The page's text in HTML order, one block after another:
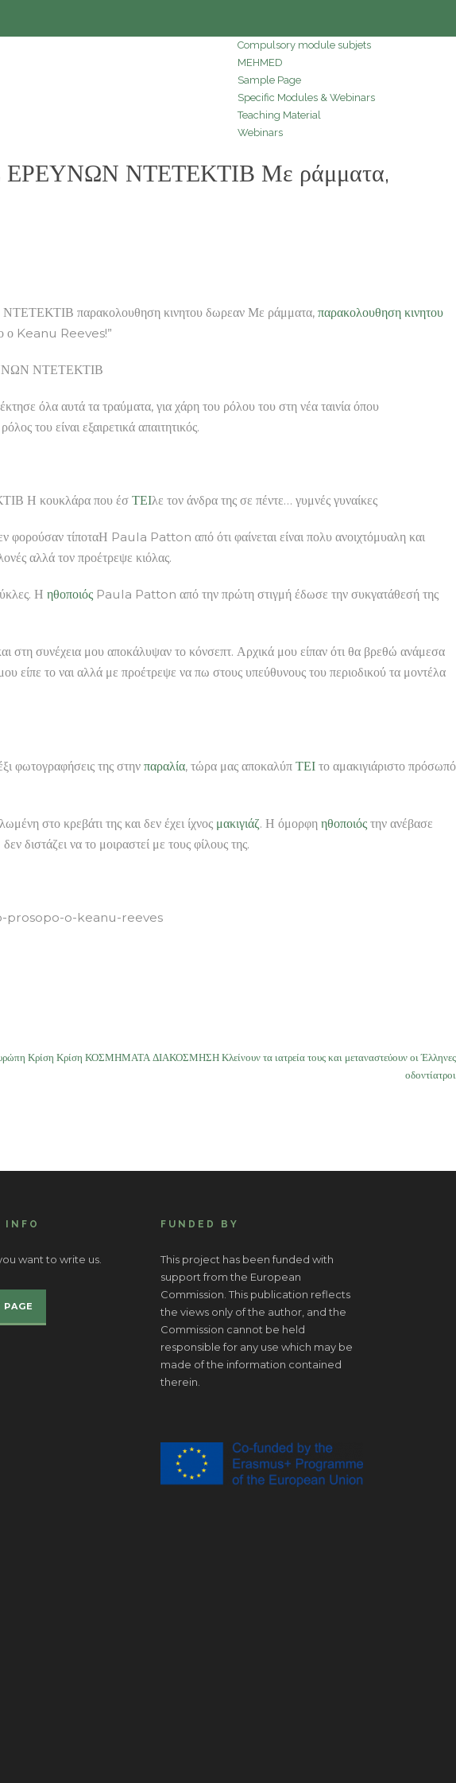
Compulsory module subjets
MEHMED
Sample Page
Specific Modules & Webinars
Teaching Material
Webinars
ΝΤΕΤΕΚΤΙΒ Με ράμματα,
παρακολουθηση κινητου δωρεαν Με ράμματα, παρακολουθηση κινητου
ο Keanu Reeves!”
ΝΤΕΤΕΚΤΙΒ
όλα αυτά τα τραύματα, για χάρη του ρόλου του στη νέα ταινία όπου
του είναι εξαιρετικά απαιτητικός.
Η κουκλάρα που έσ ΤΕΙλε τον άνδρα της σε πέντε… γυμνές γυναίκες
φορούσαν τίποταΗ Paula Patton από ότι φαίνεται είναι πολυ ανοιχτόμυαλη και
αλλά τον προέτρεψε κιόλας.
Η ηθοποιός Paula Patton από την πρώτη στιγμή έδωσε την συκγατάθεσή της
στη συνέχεια μου αποκάλυψαν το κόνσεπτ. Αρχικά μου είπαν ότι θα βρεθώ ανάμεσα
είπε το ναι αλλά με προέτρεψε να πω στους υπεύθυνους του περιοδικού τα μοντέλα
φωτογραφήσεις της στην παραλία, τώρα μας αποκαλύπ ΤΕΙ το αμακιγιάριστο πρόσωπό
στο κρεβάτι της και δεν έχει ίχνος μακιγιάζ. Η όμορφη ηθοποιός την ανέβασε
να το μοιραστεί με τους φίλους της.
prosopo-o-keanu-reeves
Κρίση Κρίση ΚΟΣΜΗΜΑΤΑ ΔΙΑΚΟΣΜΗΣΗ Κλείνουν τα ιατρεία τους και μεταναστεύουν οι Έλληνες
οδοντίατροι
INFO
want to write us.
FUNDED BY
This project has been funded with
support from the European
Commission. This publication reflects
the views only of the author, and the
Commission cannot be held
responsible for any use which may be
made of the information contained
therein.